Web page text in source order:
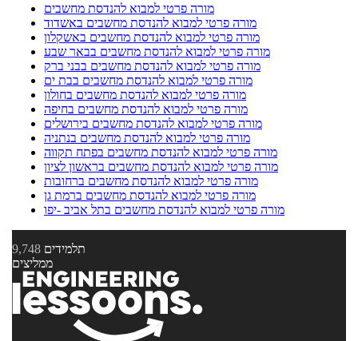
מורה פרטי למבוא להנדסת מחשבים
מורה פרטי למבוא להנדסת מחשבים באשדוד
מורה פרטי למבוא להנדסת מחשבים באשקלון
מורה פרטי למבוא להנדסת מחשבים בבאר שבע
מורה פרטי למבוא להנדסת מחשבים בבני ברק
מורה פרטי למבוא להנדסת מחשבים בבת ים
מורה פרטי למבוא להנדסת מחשבים בחולון
מורה פרטי למבוא להנדסת מחשבים בחיפה
מורה פרטי למבוא להנדסת מחשבים בירושלים
מורה פרטי למבוא להנדסת מחשבים בנתניה
מורה פרטי למבוא להנדסת מחשבים בפתח תקווה
מורה פרטי למבוא להנדסת מחשבים בראשון לציון
מורה פרטי למבוא להנדסת מחשבים ברחובות
מורה פרטי למבוא להנדסת מחשבים ברמת גן
מורה פרטי למבוא להנדסת מחשבים בתל אביב -יפו
9,748 תלמידים
ממליצים